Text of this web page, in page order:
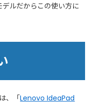
ルだからこの使い方に
、「Lenovo IdeaPad